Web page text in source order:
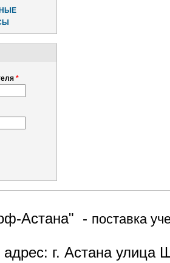
*
Астана" - поставка
г. Астана